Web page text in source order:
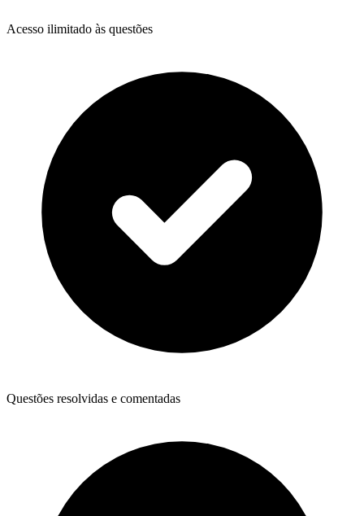
Acesso ilimitado às questões
Questões resolvidas e comentadas